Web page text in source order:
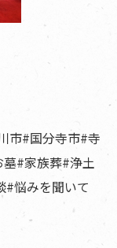
市#国分寺市#寺
#家族葬#浄土
悩みを聞いて